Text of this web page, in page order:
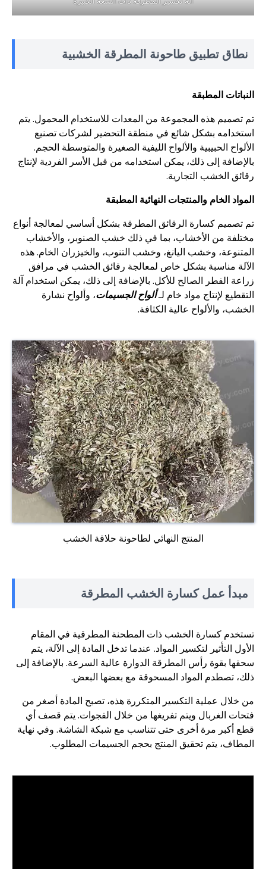
نطاق تطبيق طاحونة المطرقة الخشبية
النباتات المطبقة
تم تصميم هذه المجموعة من المعدات للاستخدام المحمول. يتم
استخدامه بشكل شائع في منطقة التحضير لشركات تصنيع
الألواح الحبيبية والألواح الليفية الصغيرة والمتوسطة الحجم.
بالإضافة إلى ذلك، يمكن استخدامه من قبل الأسر الفردية لإنتاج
رقائق الخشب التجارية.
المواد الخام والمنتجات النهائية المطبقة
تم تصميم كسارة الرقائق المطرقة بشكل أساسي لمعالجة أنواع
مختلفة من الأخشاب، بما في ذلك خشب الصنوبر، والأخشاب
المتنوعة، وخشب اليانغ، وخشب التنوب، والخيزران الخام. هذه
الآلة مناسبة بشكل خاص لمعالجة رقائق الخشب في مرافق
زراعة الفطر الصالح للأكل. بالإضافة إلى ذلك، يمكن استخدام آلة
التقطيع لإنتاج مواد خام لـألواح الجسيمات، وألواح نشارة
الخشب، والألواح عالية الكثافة.
المنتج النهائي لطاحونة حلاقة الخشب
مبدأ عمل كسارة الخشب المطرقة
تستخدم كسارة الخشب ذات المطحنة المطرقية في المقام
الأول التأثير لتكسير المواد. عندما تدخل المادة إلى الآلة، يتم
سحقها بقوة رأس المطرقة الدوارة عالية السرعة. بالإضافة إلى
ذلك، تصطدم المواد المسحوقة مع بعضها البعض.
من خلال عملية التكسير المتكررة هذه، تصبح المادة أصغر من
فتحات الغربال ويتم تفريغها من خلال الفجوات. يتم قصف أي
قطع أكبر مرة أخرى حتى تتناسب مع شبكة الشاشة. وفي نهاية
المطاف، يتم تحقيق المنتج بحجم الجسيمات المطلوب.